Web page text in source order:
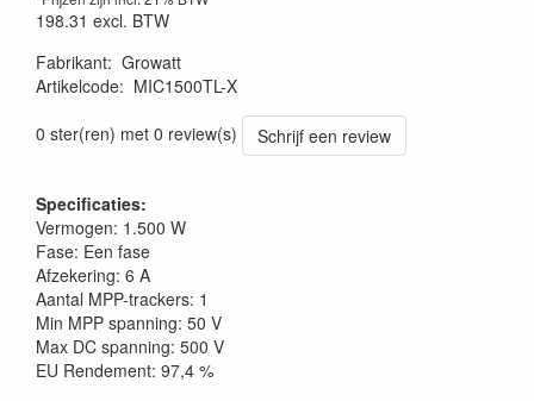
198.31 excl. BTW
Fabrikant: Growatt
Artikelcode: MIC1500TL-X
0 ster(ren) met 0 review(s)
Schrijf een review
Specificaties:
Vermogen: 1.500 W
Fase: Een fase
Afzekering: 6 A
Aantal MPP-trackers: 1
Min MPP spanning: 50 V
Max DC spanning: 500 V
EU Rendement: 97,4 %